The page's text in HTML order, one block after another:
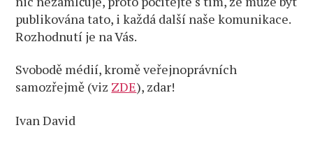
publikována tato, i každá další naše komunikace.
Rozhodnutí je na Vás.
Svobodě médií, kromě veřejnoprávních
samozřejmě (viz ZDE), zdar!
Ivan David